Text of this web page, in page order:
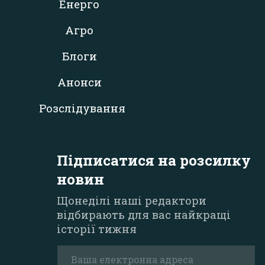
Енерго
Агро
Блоги
Анонси
Розслідування
Підписатися на розсилку
новин
Щонеділі наші редактори
відбирають для вас найкращі
історії тижня